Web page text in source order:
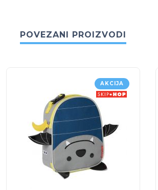
POVEZANI PROIZVODI
AKCIJA